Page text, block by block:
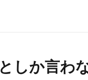
しか言わ